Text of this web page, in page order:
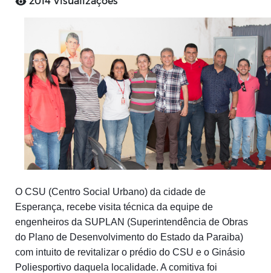
O CSU (Centro Social Urbano) da cidade de
Esperança, recebe visita técnica da equipe de
engenheiros da SUPLAN (Superintendência de Obras
do Plano de Desenvolvimento do Estado da Paraiba)
com intuito de revitalizar o prédio do CSU e o Ginásio
Poliesportivo daquela localidade. A comitiva foi